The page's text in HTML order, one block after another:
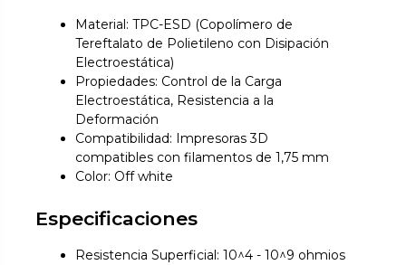
Material: TPC-ESD (Copolímero de
Tereftalato de Polietileno con Disipación
Electroestática)
Propiedades: Control de la Carga
Electroestática, Resistencia a la
Deformación
Compatibilidad: Impresoras 3D
compatibles con filamentos de 1,75 mm
Color: Off white
Especificaciones
Resistencia Superficial: 10^4 - 10^9 ohmios